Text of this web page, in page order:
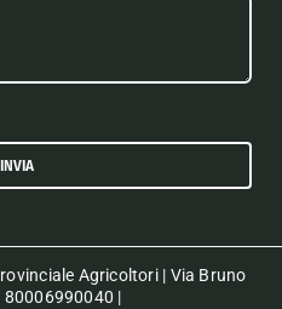
INVIA
Agricoltori | Via Bruno
80006990040 |